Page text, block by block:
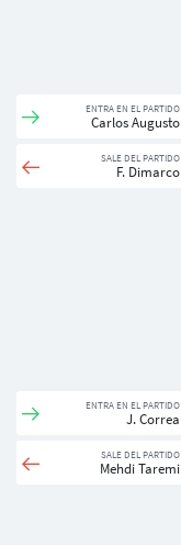
SALE DEL PARTIDO
Mehdi Taremi
ENTRA EN EL PARTIDO
J. Correa
SALE DEL PARTIDO
F. Dimarco
ENTRA EN EL PARTIDO
Carlos Augusto